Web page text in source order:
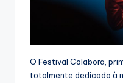
O Festival Colabora,
totalmente dedicado à